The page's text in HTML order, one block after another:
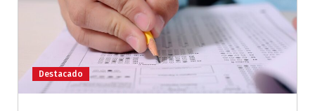
Destacado